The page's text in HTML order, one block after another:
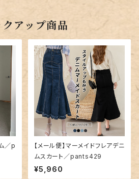
クアップ商品
／p
【メール便】マーメイドフレアデニ
ムスカート／pants429
¥5,960